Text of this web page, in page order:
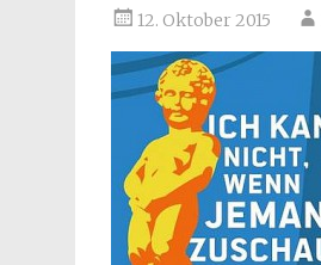
12. Oktober 2015